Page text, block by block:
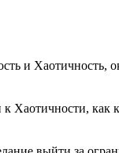
и Хаотичность,
Хаотичности, как